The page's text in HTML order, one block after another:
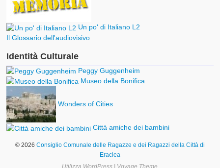
Un po' di Italiano L2
Il Glossario dell'audiovisivo
Identità Culturale
Peggy Guggenheim
Museo della Bonifica
Wonders of Cities
Città amiche dei bambini
© 2026 Consiglio Comunale delle Ragazze e dei Ragazzi della Città di
Eraclea
Utilizza WordPress | Voyage Theme